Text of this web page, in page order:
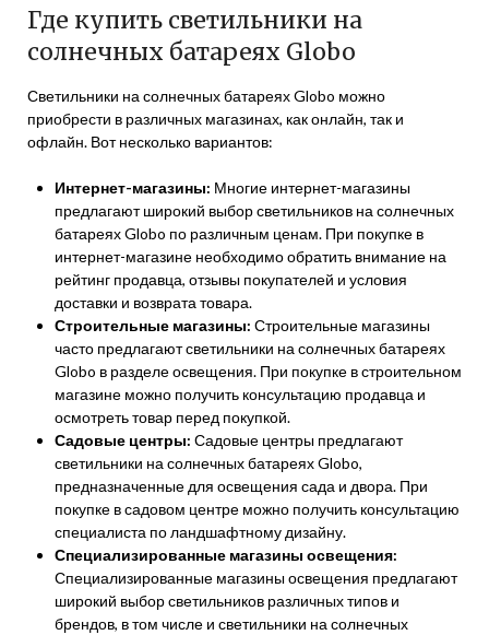
Где купить светильники на
солнечных батареях Globo
Светильники на солнечных батареях Globo можно
приобрести в различных магазинах, как онлайн, так и
офлайн. Вот несколько вариантов:
Интернет-магазины: Многие интернет-магазины
предлагают широкий выбор светильников на солнечных
батареях Globo по различным ценам. При покупке в
интернет-магазине необходимо обратить внимание на
рейтинг продавца, отзывы покупателей и условия
доставки и возврата товара.
Строительные магазины: Строительные магазины
часто предлагают светильники на солнечных батареях
Globo в разделе освещения. При покупке в строительном
магазине можно получить консультацию продавца и
осмотреть товар перед покупкой.
Садовые центры: Садовые центры предлагают
светильники на солнечных батареях Globo,
предназначенные для освещения сада и двора. При
покупке в садовом центре можно получить консультацию
специалиста по ландшафтному дизайну.
Специализированные магазины освещения:
Специализированные магазины освещения предлагают
широкий выбор светильников различных типов и
брендов, в том числе и светильники на солнечных